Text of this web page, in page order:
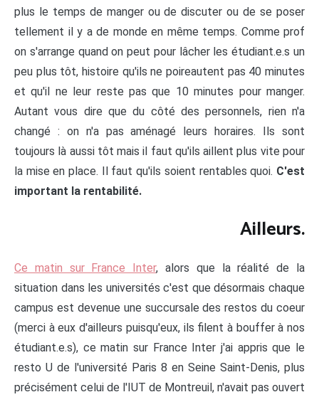
plus le temps de manger ou de discuter ou de se poser
tellement il y a de monde en même temps. Comme prof
on s'arrange quand on peut pour lâcher les étudiant.e.s un
peu plus tôt, histoire qu'ils ne poireautent pas 40 minutes
et qu'il ne leur reste pas que 10 minutes pour manger.
Autant vous dire que du côté des personnels, rien n'a
changé : on n'a pas aménagé leurs horaires. Ils sont
toujours là aussi tôt mais il faut qu'ils aillent plus vite pour
la mise en place. Il faut qu'ils soient rentables quoi. C'est
important la rentabilité.
Ailleurs.
Ce matin sur France Inter, alors que la réalité de la
situation dans les universités c'est que désormais chaque
campus est devenue une succursale des restos du coeur
(merci à eux d'ailleurs puisqu'eux, ils filent à bouffer à nos
étudiant.e.s), ce matin sur France Inter j'ai appris que le
resto U de l'université Paris 8 en Seine Saint-Denis, plus
précisément celui de l'IUT de Montreuil, n'avait pas ouvert